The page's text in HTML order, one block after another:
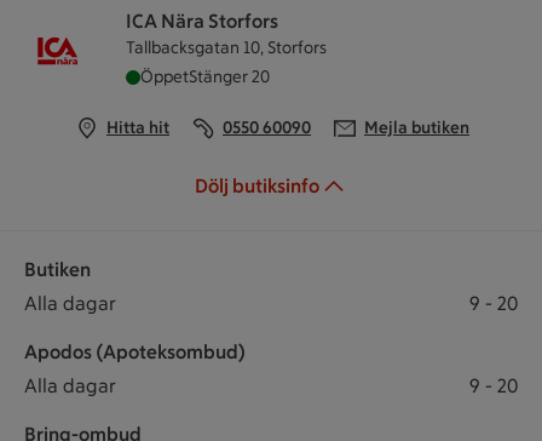
ICA Nära Storfors
Tallbacksgatan 10, Storfors
ICA Nära Storfors är öppen nu, stänger klockan
ÖppetStänger 20
Hitta hit 0550 60090 Mejla butiken
Dölj butiksinfo
Butiken
Butiken öppet: Alla dagar 9 till 20
Alla dagar 9 - 20
Apodos (Apoteksombud)
Apodos (Apoteksombud) öppet: Alla dagar 9 till 20
Alla dagar 9 - 20
Bring-ombud